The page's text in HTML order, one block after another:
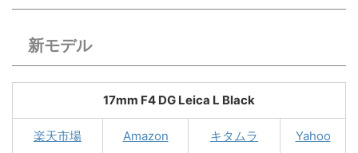
新モデル
17mm F4 DG Leica L Black
楽天市場 Amazon キタムラ Yahoo